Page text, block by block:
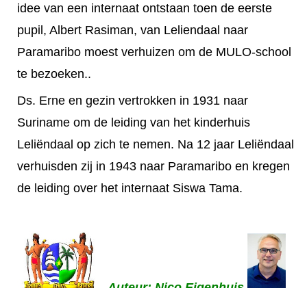
idee van een internaat ontstaan toen de eerste
pupil, Albert Rasiman, van Leliendaal naar
Paramaribo moest verhuizen om de MULO-school
te bezoeken..
Ds. Erne en gezin vertrokken in 1931 naar
Suriname om de leiding van het kinderhuis
Leliëndaal op zich te nemen. Na 12 jaar Leliëndaal
verhuisden zij in 1943 naar Paramaribo en kregen
de leiding over het internaat Siswa Tama.